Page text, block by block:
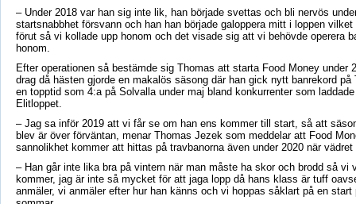
– Under 2018 var han sig inte lik, han började svettas och bli nervös
startsnabbhet försvann och han han började galoppera mitt i loppen vilket
förut så vi kollade upp honom och det visade sig att vi behövde operera
honom.
Efter operationen så bestämde sig Thomas att starta Food Money under
drag då hästen gjorde en makalös säsong där han gick nytt banrekord på
en topptid som 4:a på Solvalla under maj bland konkurrenter som
Elitloppet.
– Jag sa inför 2019 att vi får se om han ens kommer till start, så att
blev är över förväntan, menar Thomas Jezek som meddelar att Food
sannolikhet kommer att hittas på travbanorna även under 2020 när
– Han går inte lika bra på vintern när man måste ha skor och brodd så vi
kommer, jag är inte så mycket för att jaga lopp då hans klass är tuff
anmäler, vi anmäler efter hur han känns och vi hoppas såklart på en start